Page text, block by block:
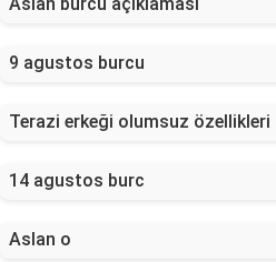
9 agustos burcu
Terazi erkeği olumsuz özellikleri
14 agustos burc
Aslan o